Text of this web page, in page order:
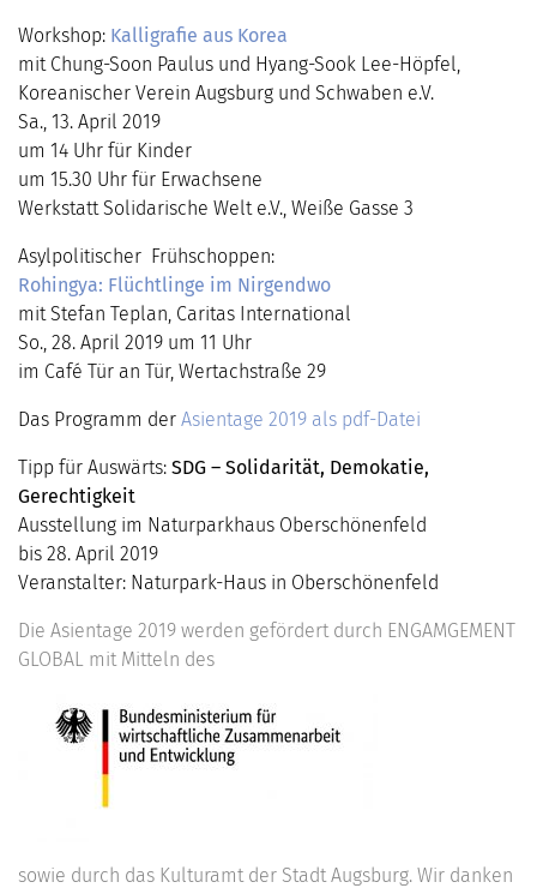
Workshop: Kalligrafie aus Korea
mit Chung-Soon Paulus und Hyang-Sook Lee-Höpfel,
Koreanischer Verein Augsburg und Schwaben e.V.
Sa., 13. April 2019
um 14 Uhr für Kinder
um 15.30 Uhr für Erwachsene
Werkstatt Solidarische Welt e.V., Weiße Gasse 3
Asylpolitischer Frühschoppen:
Rohingya: Flüchtlinge im Nirgendwo
mit Stefan Teplan, Caritas International
So., 28. April 2019 um 11 Uhr
im Café Tür an Tür, Wertachstraße 29
Das Programm der Asientage 2019 als pdf-Datei
Tipp für Auswärts: SDG – Solidarität, Demokatie,
Gerechtigkeit
Ausstellung im Naturparkhaus Oberschönenfeld
bis 28. April 2019
Veranstalter: Naturpark-Haus in Oberschönenfeld
Die Asientage 2019 werden gefördert durch ENGAMGEMENT
GLOBAL mit Mitteln des
sowie durch das Kulturamt der Stadt Augsburg. Wir danken